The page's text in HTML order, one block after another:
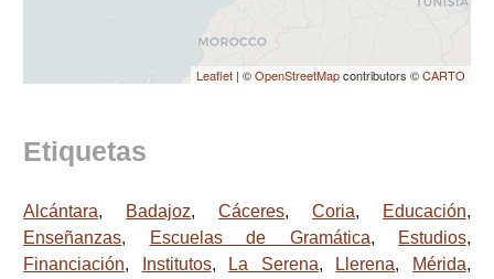
Leaflet | ©OpenStreetMapcontributors ©CARTO
Etiquetas
Alcántara, Badajoz, Cáceres, Coria, Educación,
Enseñanzas, Escuelas de Gramática, Estudios,
Financiación, Institutos, La Serena, Llerena, Mérida,